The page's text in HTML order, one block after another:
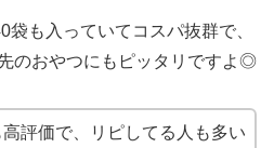
も入っていてコスパ抜群で、
のおやつにもピッタリですよ◎
評価で、リピしてる人も多い